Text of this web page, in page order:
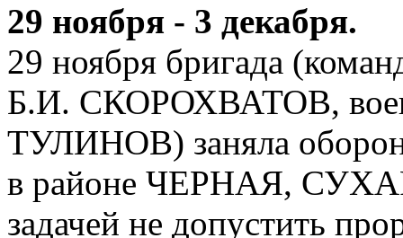
29 ноября - 3 декабря.
29 ноября бригада
Б.И. СКОРОХВАТОВ,
ТУЛИНОВ) заняла
в районе ЧЕРНАЯ,
задачей не допустить